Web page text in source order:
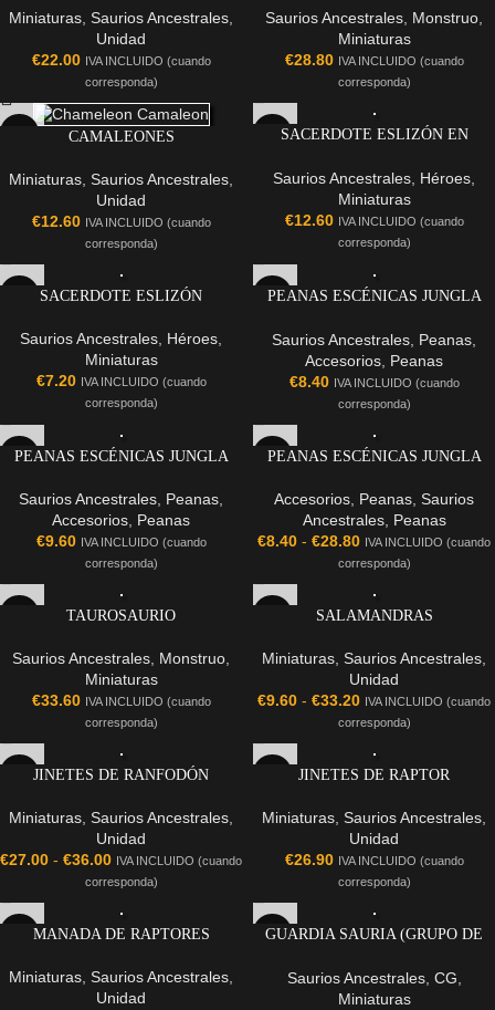
Miniaturas Saurios Ancestrales
Unidad
€22.00 IVA INCLUIDO (cuando
corresponda)
Saurios Ancestrales Monstruo
Miniaturas
€28.80 IVA INCLUIDO (cuando
corresponda)
CAMALEONES
Miniaturas Saurios Ancestrales
Unidad
€12.60 IVA INCLUIDO (cuando
corresponda)
SACERDOTE ESLIZÓN EN
Saurios Ancestrales Héroes
Miniaturas
€12.60 IVA INCLUIDO (cuando
corresponda)
SACERDOTE ESLIZÓN
Saurios Ancestrales Héroes
Miniaturas
€7.20 IVA INCLUIDO (cuando
corresponda)
PEANAS ESCÉNICAS JUNGLA
Saurios Ancestrales Peanas
Accesorios Peanas
€8.40 IVA INCLUIDO (cuando
corresponda)
PEANAS ESCÉNICAS JUNGLA
Saurios Ancestrales Peanas
Accesorios Peanas
€9.60 IVA INCLUIDO (cuando
corresponda)
PEANAS ESCÉNICAS JUNGLA
Accesorios Peanas Saurios
Ancestrales, Peanas
€8.40 - €28.80 IVA INCLUIDO (cuando
corresponda)
TAUROSAURIO
Saurios Ancestrales Monstruo
Miniaturas
€33.60 IVA INCLUIDO (cuando
corresponda)
SALAMANDRAS
Miniaturas Saurios Ancestrales
Unidad
€9.60 - €33.20 IVA INCLUIDO (cuando
corresponda)
JINETES DE RANFODÓN
Miniaturas Saurios Ancestrales
Unidad
€27.00 - €36.00 IVA INCLUIDO (cuando
corresponda)
JINETES DE RAPTOR
Miniaturas Saurios Ancestrales
Unidad
€26.90 IVA INCLUIDO (cuando
corresponda)
MANADA DE RAPTORES
Miniaturas Saurios Ancestrales
Unidad
GUARDIA SAURIA (GRUPO DE
Saurios Ancestrales, CG
Miniaturas